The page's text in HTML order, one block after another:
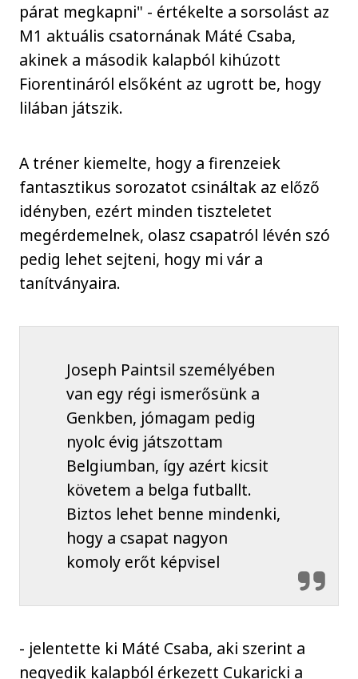
párat megkapni" - értékelte a sorsolást az
M1 aktuális csatornának Máté Csaba,
akinek a második kalapból kihúzott
Fiorentináról elsőként az ugrott be, hogy
lilában játszik.
A tréner kiemelte, hogy a firenzeiek
fantasztikus sorozatot csináltak az előző
idényben, ezért minden tiszteletet
megérdemelnek, olasz csapatról lévén szó
pedig lehet sejteni, hogy mi vár a
tanítványaira.
Joseph Paintsil személyében
van egy régi ismerősünk a
Genkben, jómagam pedig
nyolc évig játszottam
Belgiumban, így azért kicsit
követem a belga futballt.
Biztos lehet benne mindenki,
hogy a csapat nagyon
komoly erőt képvisel
- jelentette ki Máté Csaba, aki szerint a
negyedik kalapból érkezett Cukaricki a